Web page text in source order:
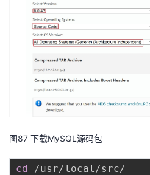
图87 下载MySQL源码包
cd /usr/local/src/